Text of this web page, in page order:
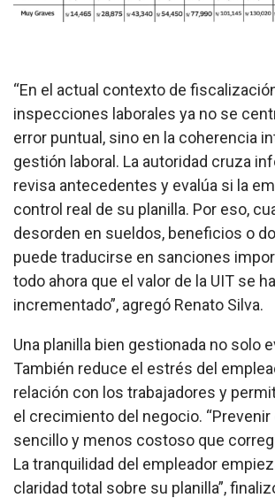
“En el actual contexto de
inspecciones laborales ya no se
error puntual, sino en la coherencia
gestión laboral. La autoridad cruza
revisa antecedentes y evalúa si la
control real de su planilla. Por eso,
desorden en sueldos, beneficios o
puede traducirse en sanciones
todo ahora que el valor de la UIT se ha
incrementado”, agregó Renato Silva.
Una planilla bien gestionada no solo
También reduce el estrés del
relación con los trabajadores y
el crecimiento del negocio. “Prevenir
sencillo y menos costoso que
La tranquilidad del empleador
claridad total sobre su planilla”,